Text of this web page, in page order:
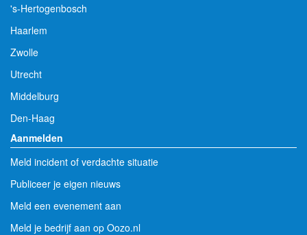
's-Hertogenbosch
Haarlem
Zwolle
Utrecht
Middelburg
Den-Haag
Aanmelden
Meld incident of verdachte situatie
Publiceer je eigen nieuws
Meld een evenement aan
Meld je bedrijf aan op Oozo.nl